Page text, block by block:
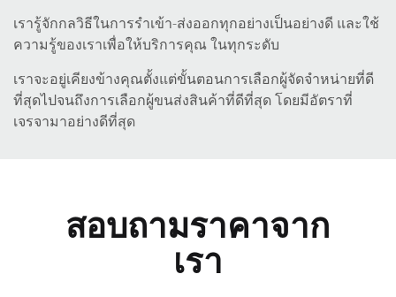
เรารู้จักกลวิธีในการรำเข้า-ส่งออกทุกอย่างเป็นอย่างดี และใช้
ความรู้ของเราเพื่อให้บริการคุณ ในทุกระดับ
เราจะอยู่เคียงข้างคุณตั้งแต่ขั้นตอนการเลือกผู้จัดจำหน่ายที่ดี
ที่สุดไปจนถึงการเลือกผู้ขนส่งสินค้าที่ดีที่สุด โดยมีอัตราที่
เจรจามาอย่างดีที่สุด
สอบถามราคาจาก
เรา